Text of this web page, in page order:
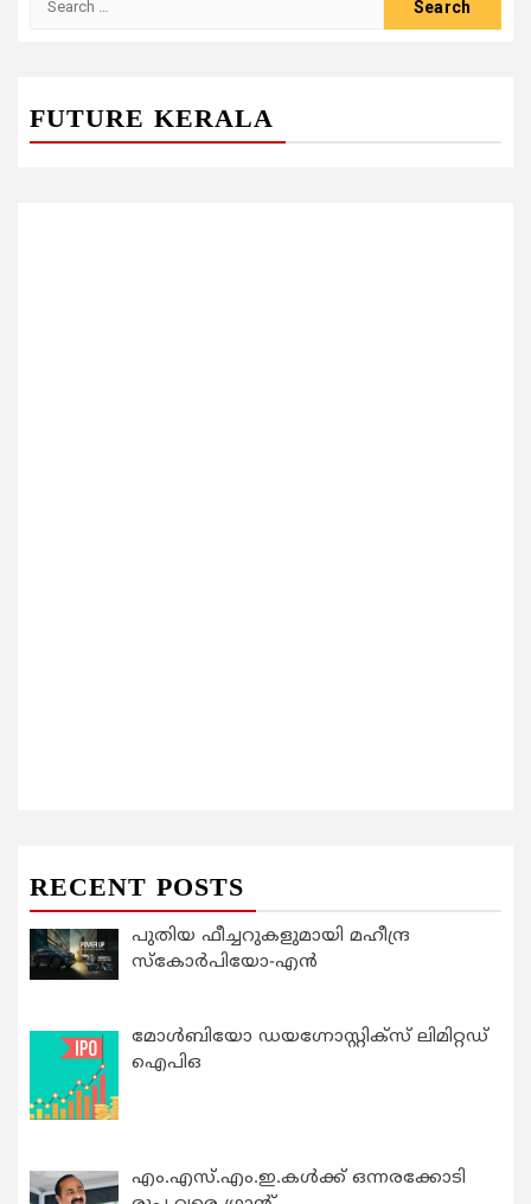
FUTURE KERALA
RECENT POSTS
പുതിയ ഫീച്ചറുകളുമായി മഹീന്ദ്ര
സ്കോർപിയോ-എൻ
മോൾബിയോ ഡയഗ്നോസ്റ്റിക്സ് ലിമിറ്റഡ്
ഐപിഒ
എം.എസ്.എം.ഇ.കൾക്ക് ഒന്നരക്കോടി